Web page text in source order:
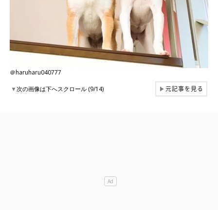
＠haruharu040777
▼次の画像は下へスクロール (9/14) ▶元記事を見る